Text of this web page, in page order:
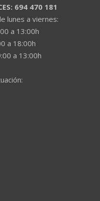
694 470 181
lunes a viernes:
a 13:00h
a 18:00h
a 13:00h